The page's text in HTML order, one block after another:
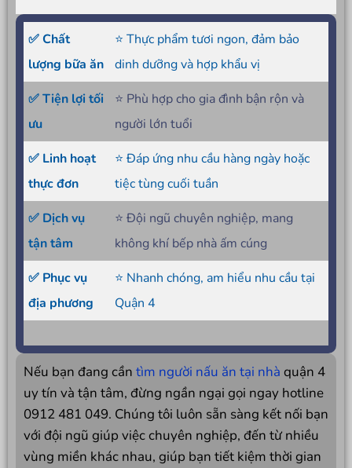
✅ Chất
lượng bữa ăn
⭐ Thực phẩm tươi ngon, đảm bảo
dinh dưỡng và hợp khẩu vị
✅ Tiện lợi tối
ưu
⭐ Phù hợp cho gia đình bận rộn và
người lớn tuổi
✅ Linh hoạt
thực đơn
⭐ Đáp ứng nhu cầu hàng ngày hoặc
tiệc tùng cuối tuần
✅ Dịch vụ
tận tâm
⭐ Đội ngũ chuyên nghiệp, mang
không khí bếp nhà ấm cúng
✅ Phục vụ
địa phương
⭐ Nhanh chóng, am hiểu nhu cầu tại
Quận 4
Nếu bạn đang cần tìm người nấu ăn tại nhà quận 4
uy tín và tận tâm, đừng ngần ngại gọi ngay hotline
0912 481 049. Chúng tôi luôn sẵn sàng kết nối bạn
với đội ngũ giúp việc chuyên nghiệp, đến từ nhiều
vùng miền khác nhau, giúp bạn tiết kiệm thời gian